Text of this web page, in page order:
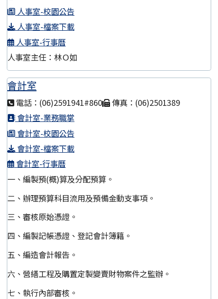
人事室-校園公告
人事室-檔案下載
人事室-行事曆
人事室主任：林Ｏ如
會計室
電話：(06)2591941#860
傳真：(06)2501389
會計室-業務職掌
會計室-校園公告
會計室-檔案下載
會計室-行事曆
一、編製預(概)算及分配預算。
二、辦理預算科目流用及預備金動支事項。
三、審核原始憑證。
四、編製記帳憑證、登記會計簿籍。
五、編造會計報告。
六、營繕工程及購置定製變賣財物案件之監辦。
七、執行內部審核。